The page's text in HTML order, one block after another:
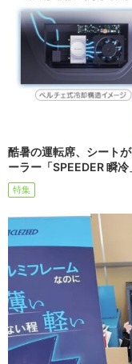
酷暑の運転席、シート
ーラー「SPEEDER 瞬
特集